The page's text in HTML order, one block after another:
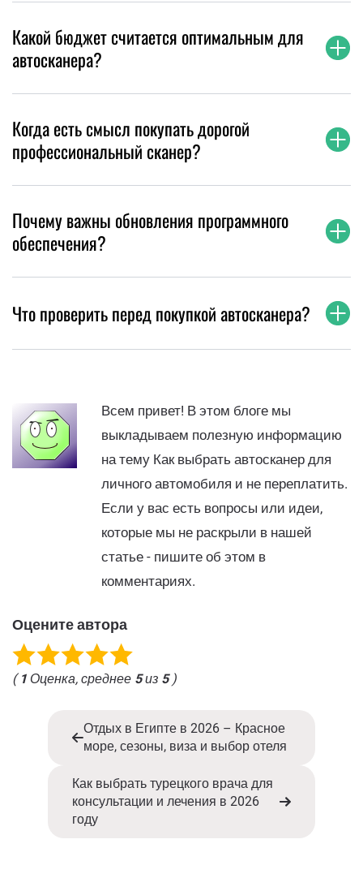
Какой бюджет считается оптимальным для
автосканера?
Когда есть смысл покупать дорогой
профессиональный сканер?
Почему важны обновления программного
обеспечения?
Что проверить перед покупкой автосканера?
Всем привет! В этом блоге мы
выкладываем полезную информацию
на тему Как выбрать автосканер для
личного автомобиля и не переплатить.
Если у вас есть вопросы или идеи,
которые мы не раскрыли в нашей
статье - пишите об этом в
комментариях.
Оцените автора
( 1 Оценка, среднее 5из 5)
Отдых в Египте в 2026 – Красное
море, сезоны, виза и выбор отеля
Как выбрать турецкого врача для
консультации и лечения в 2026
году